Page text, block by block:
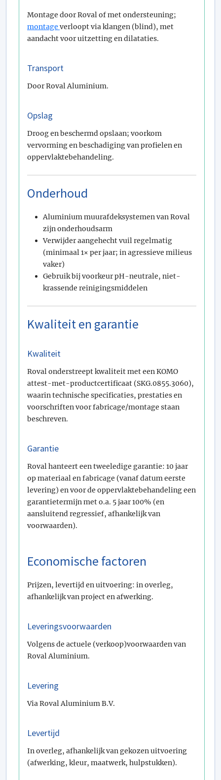
Montage door Roval of met ondersteuning;
montage verloopt via klangen (blind), met
aandacht voor uitzetting en dilataties.
Transport
Door Roval Aluminium.
Opslag
Droog en beschermd opslaan; voorkom
vervorming en beschadiging van profielen en
oppervlaktebehandeling.
Onderhoud
Aluminium muurafdeksystemen van Roval
zijn onderhoudsarm
Verwijder aangehecht vuil regelmatig
(minimaal 1× per jaar; in agressieve milieus
vaker)
Gebruik bij voorkeur pH-neutrale, niet-
krassende reinigingsmiddelen
Kwaliteit en garantie
Kwaliteit
Roval onderstreept kwaliteit met een KOMO
attest-met-productcertificaat (SKG.0855.3060),
waarin technische specificaties, prestaties en
voorschriften voor fabricage/montage staan
beschreven.
Garantie
Roval hanteert een tweeledige garantie: 10 jaar
op materiaal en fabricage (vanaf datum eerste
levering) en voor de oppervlaktebehandeling een
garantietermijn met o.a. 5 jaar 100% (en
aansluitend regressief, afhankelijk van
voorwaarden).
Economische factoren
Prijzen, levertijd en uitvoering: in overleg,
afhankelijk van project en afwerking.
Leveringsvoorwaarden
Volgens de actuele (verkoop)voorwaarden van
Roval Aluminium.
Levering
Via Roval Aluminium B.V.
Levertijd
In overleg, afhankelijk van gekozen uitvoering
(afwerking, kleur, maatwerk, hulpstukken).